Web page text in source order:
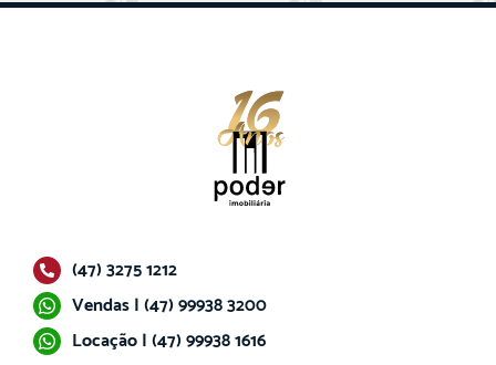
(47) 3275 1212
Vendas | (47) 99938 3200
Locação | (47) 99938 1616